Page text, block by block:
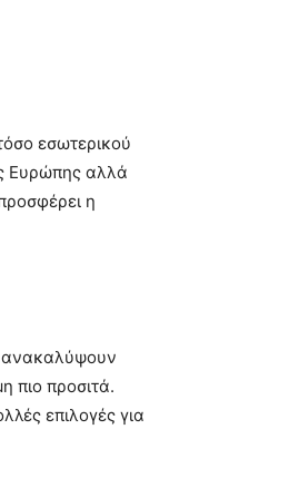
εσωτερικού
Ευρώπης αλλά
η
ανακαλύψουν
πιο προσιτά.
επιλογές για